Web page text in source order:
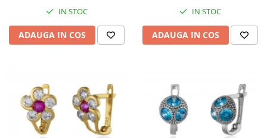
IN STOC
ADAUGA IN COS
IN STOC
ADAUGA IN COS